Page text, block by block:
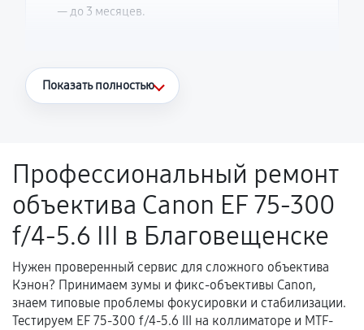
— до 3 месяцев.
Что считается гарантийным случаем
Поломка установленной детали при
нормальной эксплуатации в течение
гарантийного срока.
Несоответствие комплектующей заявленным
техническим характеристикам.
Показать полностью
Профессиональный ремонт
объектива Canon EF 75-300
f/4-5.6 III в Благовещенске
Нужен проверенный сервис для сложного объектива
Кэнон? Принимаем зумы и фикс-объективы Canon,
знаем типовые проблемы фокусировки и стабилизации.
Тестируем EF 75-300 f/4-5.6 III на коллиматоре и MTF-